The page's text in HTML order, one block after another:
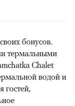
бонусов.
термальными
Сhalet
водой и
гостей,